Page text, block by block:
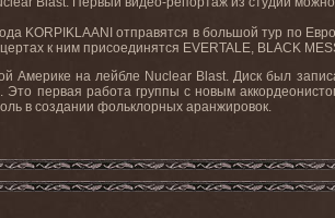
KORPIKLAANI отправятся в большой тур по
к ним присоединятся EVERTALE, BLACK
Америке на лейбле Nuclear Blast. Диск был
Это первая работа группы с новым
в создании фольклорных аранжировок.